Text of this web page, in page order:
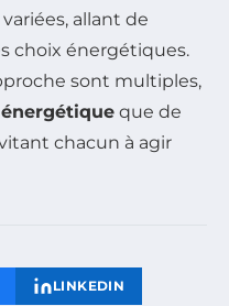
allant de
choix énergétiques.
sont multiples,
que de
chacun à agir
LINKEDIN